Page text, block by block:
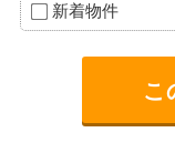
新着物件